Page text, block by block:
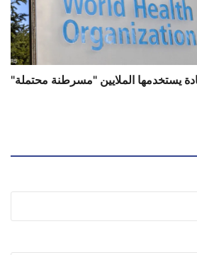
يستخدمها الملايين "مسرطنة محتملة"